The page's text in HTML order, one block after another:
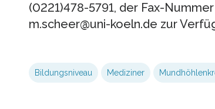
(0221)478-5791, der Fax-
m.scheer@uni-koeln.de zur
Bildungsniveau Mediziner